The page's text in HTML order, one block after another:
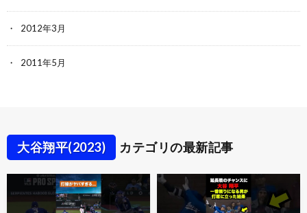
2012年3月
2011年5月
大谷翔平(2023) カテゴリの最新記事